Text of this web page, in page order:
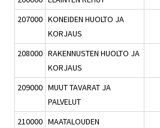
207000 KONEIDEN HUOLTO JA
KORJAUS
208000 RAKENNUSTEN HUOLTO JA
KORJAUS
209000 MUUT TAVARAT JA
PALVELUT
210000 MAATALOUDEN